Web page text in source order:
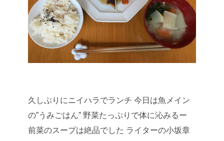
久しぶりにニイハラでランチ 今日は魚メイン
の”うみごはん” 野菜たっぷりで体に沁みるー
前菜のスープは絶品でした ライターの小坂章